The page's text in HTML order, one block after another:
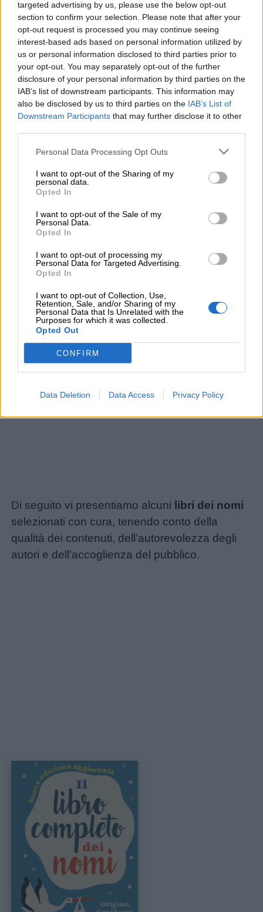
targeted advertising by us, please use the below opt-out
section to confirm your selection. Please note that after your
opt-out request is processed you may continue seeing
interest-based ads based on personal information utilized by
us or personal information disclosed to third parties prior to
your opt-out. You may separately opt-out of the further
disclosure of your personal information by third parties on the
IAB’s list of downstream participants. This information may
also be disclosed by us to third parties on the IAB’s List of
Downstream Participants that may further disclose it to other
Personal Data Processing Opt Outs
I want to opt-out of the Sharing of my
personal data.
Opted In
I want to opt-out of the Sale of my
Personal Data.
Opted In
I want to opt-out of processing my
Personal Data for Targeted Advertising.
Opted In
I want to opt-out of Collection, Use,
Retention, Sale, and/or Sharing of my
Personal Data that Is Unrelated with the
Purposes for which it was collected.
Opted Out
CONFIRM
Data Deletion Data Access Privacy Policy
presentati in modo interessante e non
convenzionale. Ma non solo: spesso
contengono riflessioni di educatori, psicologi e
pedagogisti utili per guidare i neo-genitori nel
compito delicato di scegliere un nome.
Di seguito vi presentiamo alcuni libri dei nomi
selezionati con cura, tenendo conto della
qualità dei contenuti, dell’autorevolezza degli
autori e dell’accoglienza del pubblico.